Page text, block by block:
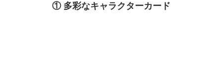
① 多彩なキャラクターカード